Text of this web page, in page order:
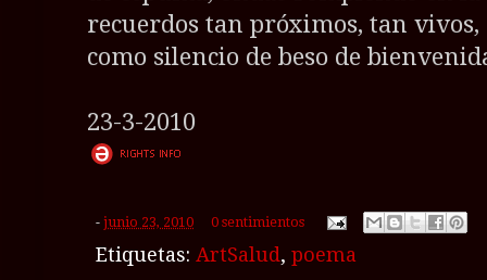
recuerdos tan próximos, tan vivos,
como silencio de beso de
23-3-2010
- junio 23, 2010 0 sentimientos
Etiquetas: ArtSalud, poema